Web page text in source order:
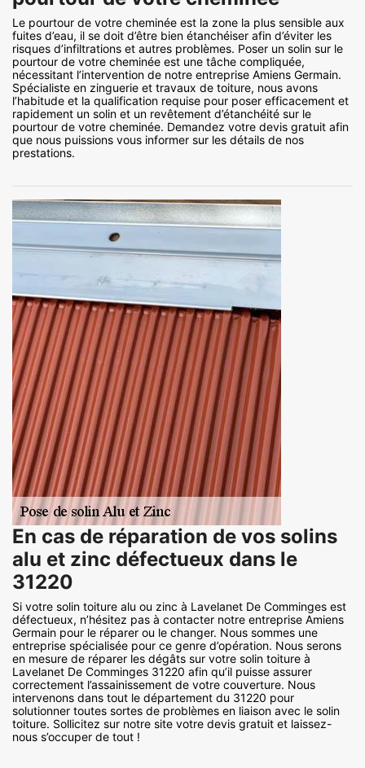
Le pourtour de votre cheminée est la zone la plus sensible aux
fuites d’eau, il se doit d’être bien étanchéiser afin d’éviter les
risques d’infiltrations et autres problèmes. Poser un solin sur le
pourtour de votre cheminée est une tâche compliquée,
nécessitant l’intervention de notre entreprise Amiens Germain.
Spécialiste en zinguerie et travaux de toiture, nous avons
l’habitude et la qualification requise pour poser efficacement et
rapidement un solin et un revêtement d’étanchéité sur le
pourtour de votre cheminée. Demandez votre devis gratuit afin
que nous puissions vous informer sur les détails de nos
prestations.
En cas de réparation de vos solins
alu et zinc défectueux dans le
31220
Si votre solin toiture alu ou zinc à Lavelanet De Comminges est
défectueux, n’hésitez pas à contacter notre entreprise Amiens
Germain pour le réparer ou le changer. Nous sommes une
entreprise spécialisée pour ce genre d’opération. Nous serons
en mesure de réparer les dégâts sur votre solin toiture à
Lavelanet De Comminges 31220 afin qu’il puisse assurer
correctement l’assainissement de votre couverture. Nous
intervenons dans tout le département du 31220 pour
solutionner toutes sortes de problèmes en liaison avec le solin
toiture. Sollicitez sur notre site votre devis gratuit et laissez-
nous s’occuper de tout !